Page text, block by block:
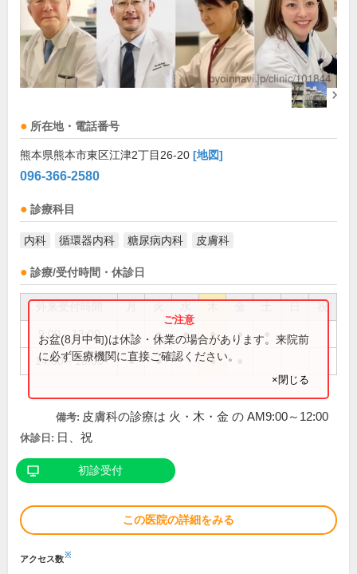
所在地・電話番号
熊本県熊本市東区江津2丁目26-20 [地図]
096-366-2580
診療科目
内科 循環器内科 糖尿病内科 皮膚科
診療/受付時間・休診日
祝
9:00～13:00 ● ● ● ● ●
14:00～18:00 ● ● ●
お盆(8月中旬)は休診・休業の場合があります。来院前
に必ず医療機関に直接ご確認ください。
×閉じる
備考: 皮膚科の診療は 火・木・金 の AM9:00～12:00
休診日: 日、祝
初診受付
この医院の詳細をみる
アクセス数※